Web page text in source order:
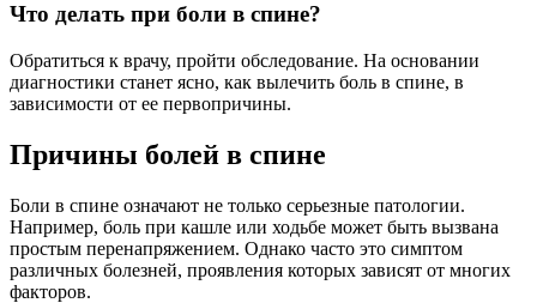
Что делать при боли в спине?
Обратиться к врачу, пройти обследование. На основании
диагностики станет ясно, как вылечить боль в спине, в
зависимости от ее первопричины.
Причины болей в спине
Боли в спине означают не только серьезные патологии.
Например, боль при кашле или ходьбе может быть вызвана
простым перенапряжением. Однако часто это симптом
различных болезней, проявления которых зависят от многих
факторов.